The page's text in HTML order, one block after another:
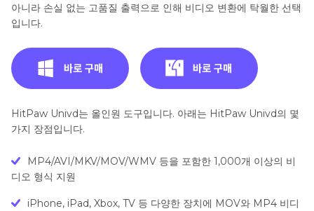
아니라 손실 없는 고품질 출력으로 인해 비디오 변환에 탁월한 선택
입니다.
HitPaw Univd는 올인원 도구입니다. 아래는 HitPaw Univd의 몇
가지 장점입니다.
MP4/AVI/MKV/MOV/WMV 등을 포함한 1,000개 이상의 비
디오 형식 지원
iPhone, iPad, Xbox, TV 등 다양한 장치에 MOV와 MP4 비디